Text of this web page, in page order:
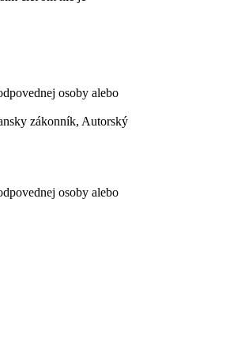
osoby alebo
zákonník, Autorský
osoby alebo